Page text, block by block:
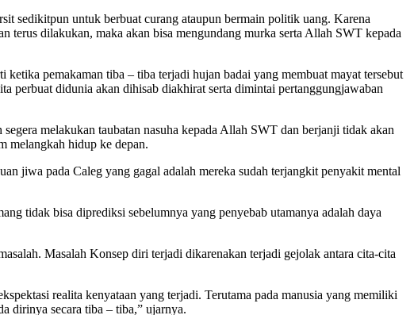
sedikitpun untuk berbuat curang ataupun bermain politik uang. Karena
terus dilakukan, maka akan bisa mengundang murka serta Allah SWT kepada
pemakaman tiba – tiba terjadi hujan badai yang membuat mayat tersebut
perbuat didunia akan dihisab diakhirat serta dimintai pertanggungjawaban
melakukan taubatan nasuha kepada Allah SWT dan berjanji tidak akan
melangkah hidup ke depan.
jiwa pada Caleg yang gagal adalah mereka sudah terjangkit penyakit mental
tidak bisa diprediksi sebelumnya yang penyebab utamanya adalah daya
Masalah Konsep diri terjadi dikarenakan terjadi gejolak antara cita-cita
realita kenyataan yang terjadi. Terutama pada manusia yang memiliki
dirinya secara tiba – tiba,” ujarnya.